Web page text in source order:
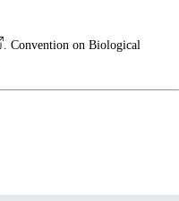
. Convention on Biological